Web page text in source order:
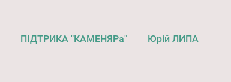
ПІДТРИКА "КАМЕНЯРа" Юрій ЛИПА